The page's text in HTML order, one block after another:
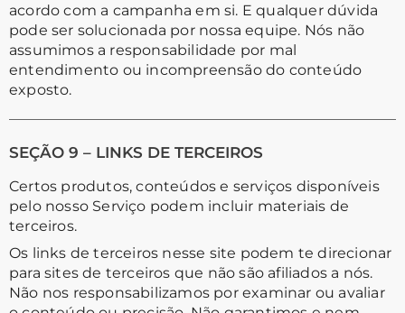
acordo com a campanha em si. E qualquer dúvida
pode ser solucionada por nossa equipe. Nós não
assumimos a responsabilidade por mal
entendimento ou incompreensão do conteúdo
exposto.
SEÇÃO 9 – LINKS DE TERCEIROS
Certos produtos, conteúdos e serviços disponíveis
pelo nosso Serviço podem incluir materiais de
terceiros.
Os links de terceiros nesse site podem te direcionar
para sites de terceiros que não são afiliados a nós.
Não nos responsabilizamos por examinar ou avaliar